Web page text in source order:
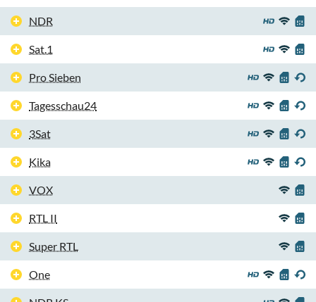
NDR
Sat.1
Pro Sieben
Tagesschau24
3Sat
Kika
VOX
RTL II
Super RTL
One